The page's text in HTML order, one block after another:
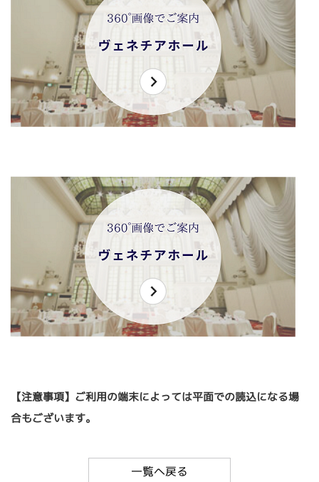
【注意事項】ご利用の端末によっては平面での読込になる場
合もございます。
一覧へ戻る